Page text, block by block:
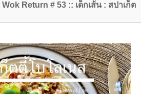
Return # 53 :: เด็กเส้น : สปาเก็ต